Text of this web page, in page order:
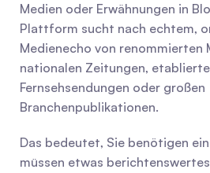
Medien oder Erwähnungen in
Plattform sucht nach echtem,
Medienecho von renommierten
nationalen Zeitungen,
Fernsehsendungen oder großen
Branchenpublikationen.
Das bedeutet, Sie benötigen
müssen etwas